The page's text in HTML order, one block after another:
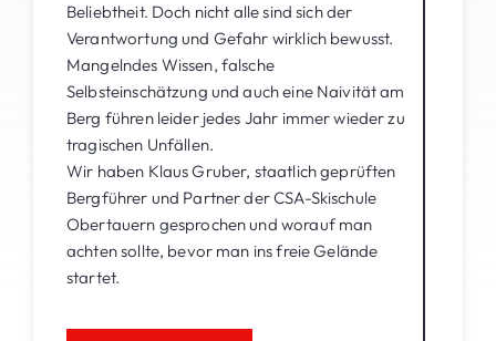
Beliebtheit. Doch nicht alle sind sich der
Verantwortung und Gefahr wirklich bewusst.
Mangelndes Wissen, falsche
Selbsteinschätzung und auch eine Naivität am
Berg führen leider jedes Jahr immer wieder zu
tragischen Unfällen.
Wir haben Klaus Gruber, staatlich geprüften
Bergführer und Partner der CSA-Skischule
Obertauern gesprochen und worauf man
achten sollte, bevor man ins freie Gelände
startet.